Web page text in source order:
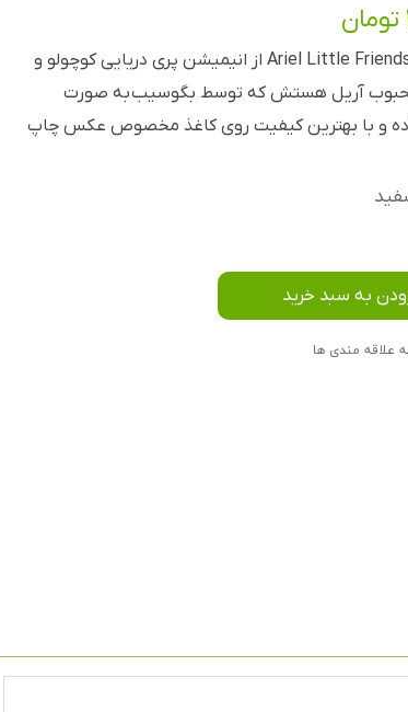
قاب عکس Ariel Little Friends از انیمیشن پری دریایی کوچولو و
آریل هستش که توسط بگوسیب به صورت
و با بهترین کیفیت روی کاغذ مخصوص عکس چاپ
به سبد خرید
علاقه مندی ها